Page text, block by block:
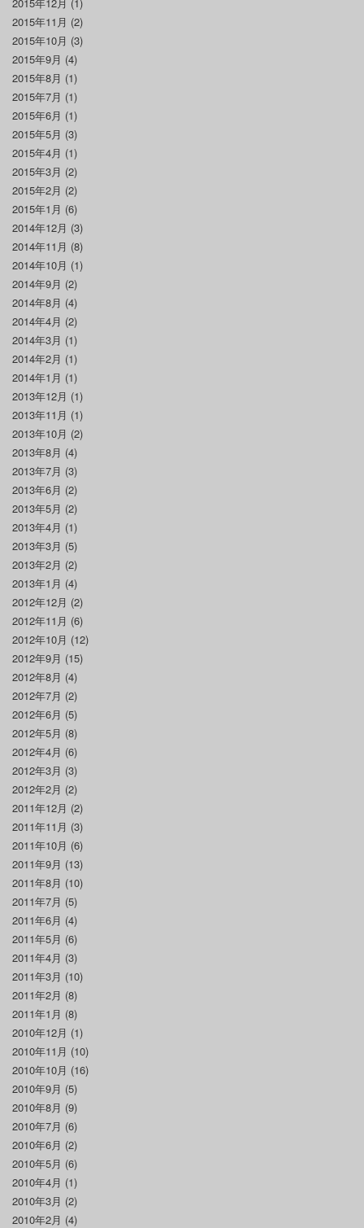
2015年11月 (2)
2015年10月 (3)
2015年9月 (4)
2015年8月 (1)
2015年7月 (1)
2015年6月 (1)
2015年5月 (3)
2015年4月 (1)
2015年3月 (2)
2015年2月 (2)
2015年1月 (6)
2014年12月 (3)
2014年11月 (8)
2014年10月 (1)
2014年9月 (2)
2014年8月 (4)
2014年4月 (2)
2014年3月 (1)
2014年2月 (1)
2014年1月 (1)
2013年12月 (1)
2013年11月 (1)
2013年10月 (2)
2013年8月 (4)
2013年7月 (3)
2013年6月 (2)
2013年5月 (2)
2013年4月 (1)
2013年3月 (5)
2013年2月 (2)
2013年1月 (4)
2012年12月 (2)
2012年11月 (6)
2012年10月 (12)
2012年9月 (15)
2012年8月 (4)
2012年7月 (2)
2012年6月 (5)
2012年5月 (8)
2012年4月 (6)
2012年3月 (3)
2012年2月 (2)
2011年12月 (2)
2011年11月 (3)
2011年10月 (6)
2011年9月 (13)
2011年8月 (10)
2011年7月 (5)
2011年6月 (4)
2011年5月 (6)
2011年4月 (3)
2011年3月 (10)
2011年2月 (8)
2011年1月 (8)
2010年12月 (1)
2010年11月 (10)
2010年10月 (16)
2010年9月 (5)
2010年8月 (9)
2010年7月 (6)
2010年6月 (2)
2010年5月 (6)
2010年4月 (1)
2010年3月 (2)
2010年2月 (4)